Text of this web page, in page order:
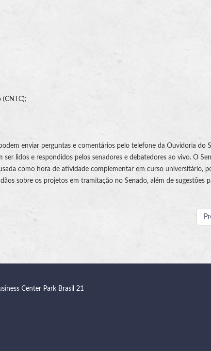
(CNTC);
enviar perguntas e comentários pelo telefone da Ouvidoria do
lidos e respondidos pelos senadores e debatedores ao vivo. O
como hora de atividade complementar em curso universitário,
sobre os projetos em tramitação no Senado, além de sugestões
Center Park Brasil 21